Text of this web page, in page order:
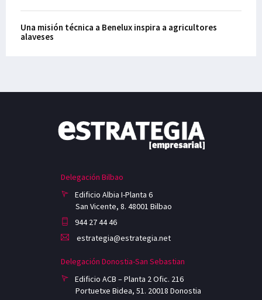
Una misión técnica a Benelux inspira a agricultores
alaveses
Delegación Bilbao
Edificio Albia I-Planta 6
San Vicente, 8. 48001 Bilbao
944 27 44 46
estrategia@estrategia.net
Delegación Donostia-San Sebastian
Edificio ACB – Planta 2 Ofic. 216
Portuetxe Bidea, 51. 20018 Donostia